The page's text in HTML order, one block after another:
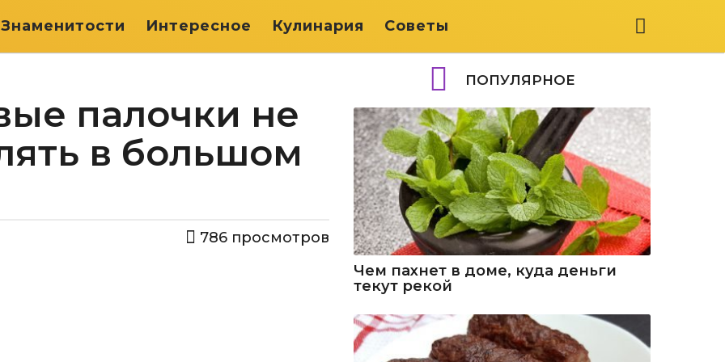
Знаменитости Интересное Кулинария Советы
палочки не
в большом
786 просмотров
ПОПУЛЯРНОЕ
Чем пахнет в доме, куда деньги
текут рекой